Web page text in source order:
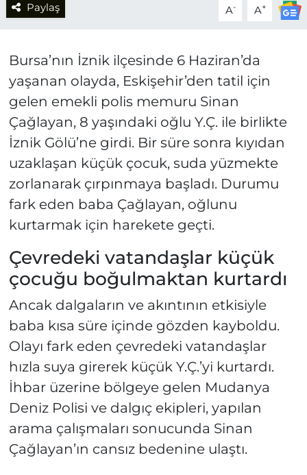
Paylaş A- A+
Bursa’nın İznik ilçesinde 6 Haziran’da
yaşanan olayda, Eskişehir’den tatil için
gelen emekli polis memuru Sinan
Çağlayan, 8 yaşındaki oğlu Y.Ç. ile birlikte
İznik Gölü’ne girdi. Bir süre sonra kıyıdan
uzaklaşan küçük çocuk, suda yüzmekte
zorlanarak çırpınmaya başladı. Durumu
fark eden baba Çağlayan, oğlunu
kurtarmak için harekete geçti.
Çevredeki vatandaşlar küçük
çocuğu boğulmaktan kurtardı
Ancak dalgaların ve akıntının etkisiyle
baba kısa süre içinde gözden kayboldu.
Olayı fark eden çevredeki vatandaşlar
hızla suya girerek küçük Y.Ç.’yi kurtardı.
İhbar üzerine bölgeye gelen Mudanya
Deniz Polisi ve dalgıç ekipleri, yapılan
arama çalışmaları sonucunda Sinan
Çağlayan’ın cansız bedenine ulaştı.